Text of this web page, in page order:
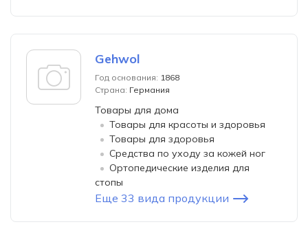
Gehwol
Год основания: 1868
Страна: Германия
Товары для дома
Товары для красоты и здоровья
Товары для здоровья
Средства по уходу за кожей ног
Ортопедические изделия для
стопы
Еще 33 вида продукции